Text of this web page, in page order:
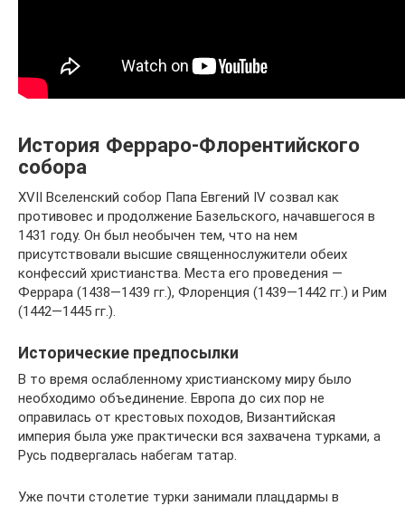
История Ферраро-Флорентийского
собора
XVII Вселенский собор Папа Евгений IV созвал как
противовес и продолжение Базельского, начавшегося в
1431 году. Он был необычен тем, что на нем
присутствовали высшие священнослужители обеих
конфессий христианства. Места его проведения —
Феррара (1438—1439 гг.), Флоренция (1439—1442 гг.) и Рим
(1442—1445 гг.).
Исторические предпосылки
В то время ослабленному христианскому миру было
необходимо объединение. Европа до сих пор не
оправилась от крестовых походов, Византийская
империя была уже практически вся захвачена турками, а
Русь подвергалась набегам татар.
Уже почти столетие турки занимали плацдармы в